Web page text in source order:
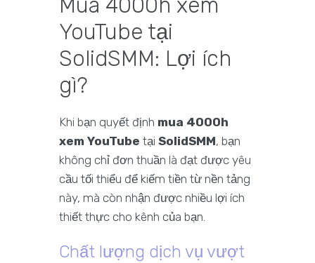
Mua 4000h xem
YouTube tại
SolidSMM: Lợi ích
gì?
Khi bạn quyết định mua 4000h
xem YouTube tại SolidSMM, bạn
không chỉ đơn thuần là đạt được yêu
cầu tối thiểu để kiếm tiền từ nền tảng
này, mà còn nhận được nhiều lợi ích
thiết thực cho kênh của bạn.
Chất lượng dịch vụ vượt